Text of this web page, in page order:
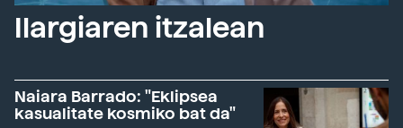
Ilargiaren itzalean
Naiara Barrado: "Eklipsea
kasualitate kosmiko bat da"